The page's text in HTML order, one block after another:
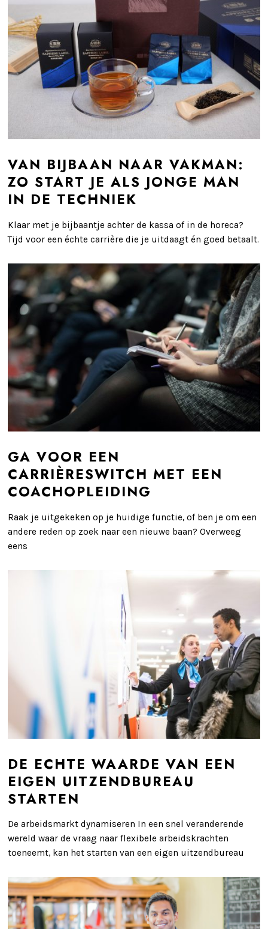
VAN BIJBAAN NAAR VAKMAN:
ZO START JE ALS JONGE MAN
IN DE TECHNIEK
Klaar met je bijbaantje achter de kassa of in de horeca?
Tijd voor een échte carrière die je uitdaagt én goed betaalt.
GA VOOR EEN
CARRIÈRESWITCH MET EEN
COACHOPLEIDING
Raak je uitgekeken op je huidige functie, of ben je om een
andere reden op zoek naar een nieuwe baan? Overweeg
eens
DE ECHTE WAARDE VAN EEN
EIGEN UITZENDBUREAU
STARTEN
De arbeidsmarkt dynamiseren In een snel veranderende
wereld waar de vraag naar flexibele arbeidskrachten
toeneemt, kan het starten van een eigen uitzendbureau